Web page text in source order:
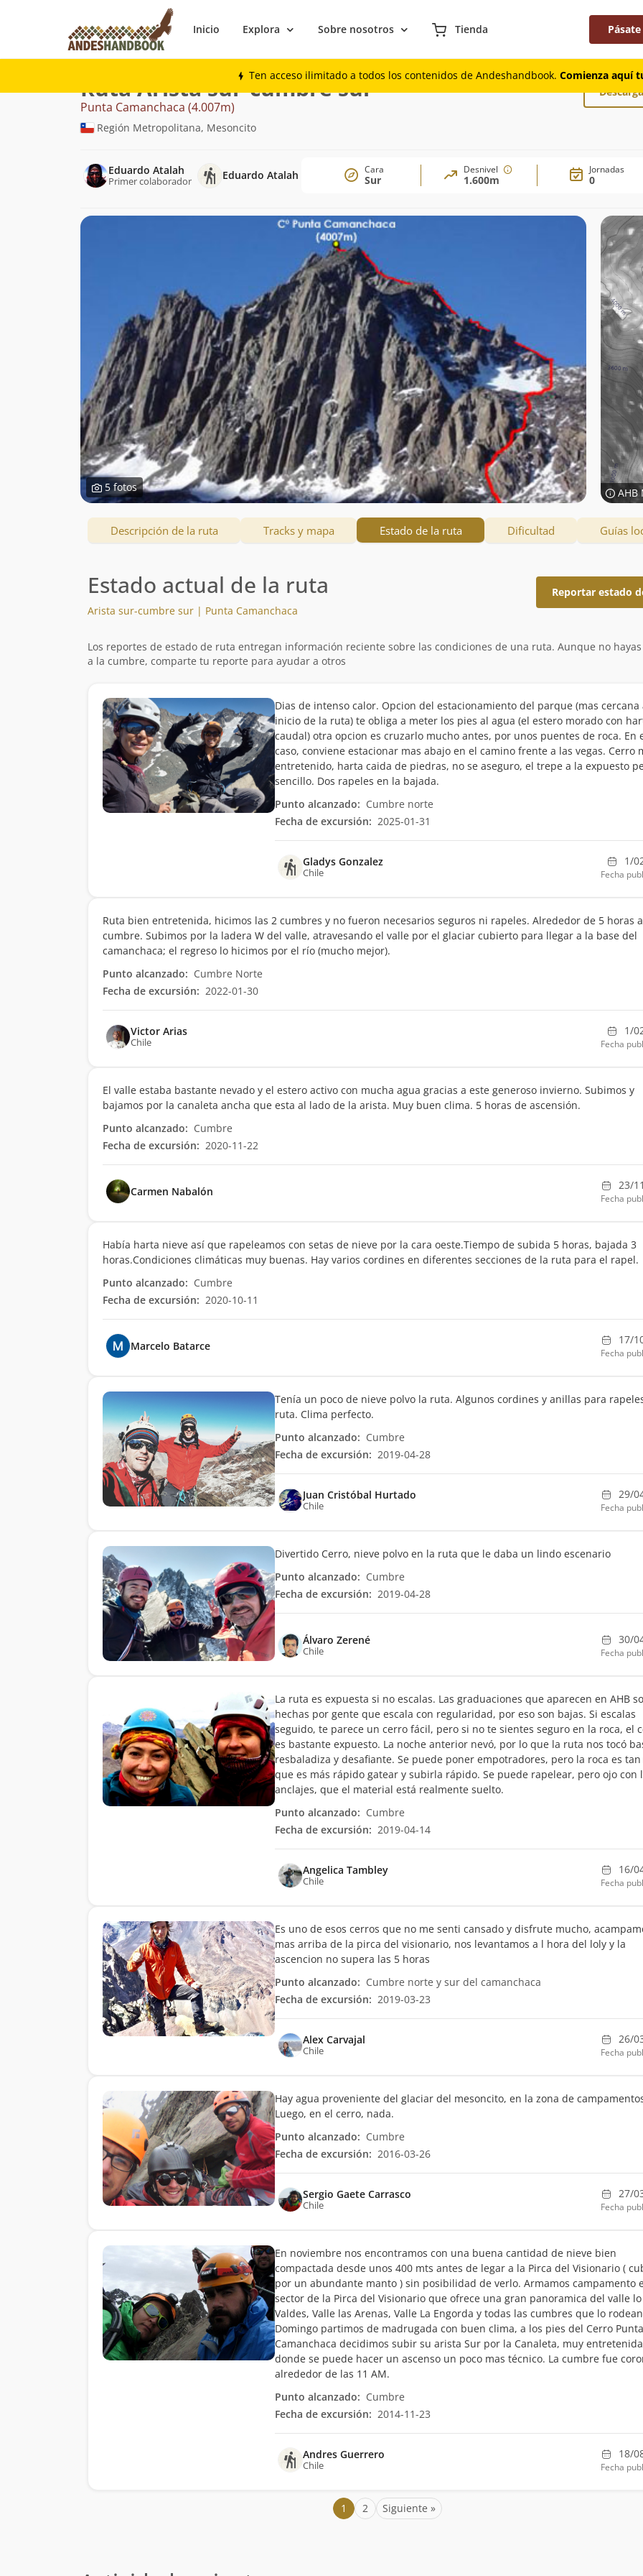
Inicio Explora Sobre nosotros Tienda
Ten acceso ilimitado a todos los contenidos de Andeshandbook. Comienza aquí
Montaña
Ruta Arista sur-cumbre sur
Punta Camanchaca (4.007m)
Región Metropolitana, Mesoncito
Eduardo Atalah
Primer colaborador Eduardo Atalah Cara
Sur
Desnivel
1.600m
Jornadas
0
5 fotos AHB
Descripción de la ruta Tracks y mapa Estado de la ruta Dificultad Guías
Estado actual de la ruta
Arista sur-cumbre sur | Punta Camanchaca
Reportar estado
Los reportes de estado de ruta entregan información reciente sobre las condiciones de una ruta. Aunque no
a la cumbre, comparte tu reporte para ayudar a otros
Dias de intenso calor. Opcion del estacionamiento del parque (mas cercana
inicio de la ruta) te obliga a meter los pies al agua (el estero morado con
caudal) otra opcion es cruzarlo mucho antes, por unos puentes de roca. En
caso, conviene estacionar mas abajo en el camino frente a las vegas. Cerro
entretenido, harta caida de piedras, no se aseguro, el trepe a la expuesto
sencillo. Dos rapeles en la bajada.
Punto alcanzado: Cumbre norte
Fecha de excursión: 2025-01-31
Gladys Gonzalez
Chile
1/
Fecha
Ruta bien entretenida, hicimos las 2 cumbres y no fueron necesarios seguros ni rapeles. Alrededor de 5 horas
cumbre. Subimos por la ladera W del valle, atravesando el valle por el glaciar cubierto para llegar a la base del
camanchaca; el regreso lo hicimos por el río (mucho mejor).
Punto alcanzado: Cumbre Norte
Fecha de excursión: 2022-01-30
Victor Arias
Chile
1/
Fecha
El valle estaba bastante nevado y el estero activo con mucha agua gracias a este generoso invierno. Subimos y
bajamos por la canaleta ancha que esta al lado de la arista. Muy buen clima. 5 horas de ascensión.
Punto alcanzado: Cumbre
Fecha de excursión: 2020-11-22
Carmen Nabalón 23/
Fecha
Había harta nieve así que rapeleamos con setas de nieve por la cara oeste.Tiempo de subida 5 horas, bajada 3
horas.Condiciones climáticas muy buenas. Hay varios cordines en diferentes secciones de la ruta para el rapel.
Punto alcanzado: Cumbre
Fecha de excursión: 2020-10-11
Marcelo Batarce 17/
Fecha
Tenía un poco de nieve polvo la ruta. Algunos cordines y anillas para
ruta. Clima perfecto.
Punto alcanzado: Cumbre
Fecha de excursión: 2019-04-28
Juan Cristóbal Hurtado
Chile
29/
Fecha
Divertido Cerro, nieve polvo en la ruta que le daba un lindo escenario
Punto alcanzado: Cumbre
Fecha de excursión: 2019-04-28
Álvaro Zerené
Chile
30/
Fecha
La ruta es expuesta si no escalas. Las graduaciones que aparecen en AHB
hechas por gente que escala con regularidad, por eso son bajas. Si escalas
seguido, te parece un cerro fácil, pero si no te sientes seguro en la roca, el
es bastante expuesto. La noche anterior nevó, por lo que la ruta nos tocó
resbaladiza y desafiante. Se puede poner empotradores, pero la roca es tan
que es más rápido gatear y subirla rápido. Se puede rapelear, pero ojo con
anclajes, que el material está realmente suelto.
Punto alcanzado: Cumbre
Fecha de excursión: 2019-04-14
Angelica Tambley
Chile
16/
Fecha
Es uno de esos cerros que no me senti cansado y disfrute mucho,
mas arriba de la pirca del visionario, nos levantamos a l hora del loly y la
ascencion no supera las 5 horas
Punto alcanzado: Cumbre norte y sur del camanchaca
Fecha de excursión: 2019-03-23
Alex Carvajal
Chile
26/
Fecha
Hay agua proveniente del glaciar del mesoncito, en la zona de
Luego, en el cerro, nada.
Punto alcanzado: Cumbre
Fecha de excursión: 2016-03-26
Sergio Gaete Carrasco
Chile
27/
Fecha
En noviembre nos encontramos con una buena cantidad de nieve bien
compactada desde unos 400 mts antes de legar a la Pirca del Visionario (
por un abundante manto ) sin posibilidad de verlo. Armamos campamento
sector de la Pirca del Visionario que ofrece una gran panoramica del valle lo
Valdes, Valle las Arenas, Valle La Engorda y todas las cumbres que lo
Domingo partimos de madrugada con buen clima, a los pies del Cerro Punta
Camanchaca decidimos subir su arista Sur por la Canaleta, muy entretenida
donde se puede hacer un ascenso un poco mas técnico. La cumbre fue
alrededor de las 11 AM.
Punto alcanzado: Cumbre
Fecha de excursión: 2014-11-23
Andres Guerrero
Chile
18/
Fecha
1 2 Siguiente »